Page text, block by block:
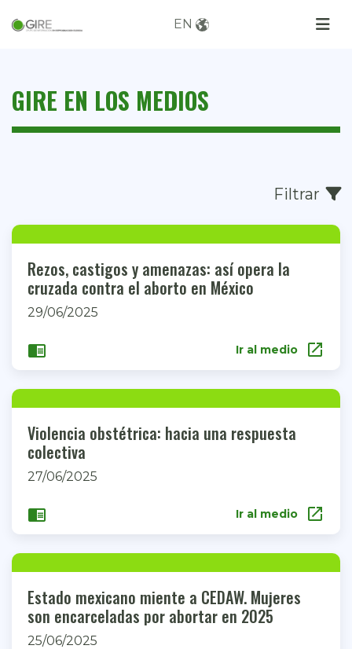
EN
GIRE EN LOS MEDIOS
Filtrar
Rezos, castigos y amenazas: así opera la
cruzada contra el aborto en México
29/06/2025
chrome_reader_mode Ir al medio open_in_new
Violencia obstétrica: hacia una respuesta
colectiva
27/06/2025
chrome_reader_mode Ir al medio open_in_new
Estado mexicano miente a CEDAW. Mujeres
son encarceladas por abortar en 2025
25/06/2025